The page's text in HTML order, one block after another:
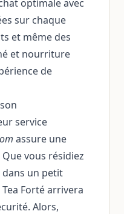
optimale avec
sur chaque
et même des
et nourriture
de
service
assure une
vous résidiez
dans un petit
Forté arrivera
Alors,